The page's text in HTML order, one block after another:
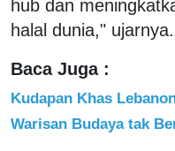
hub dan
halal dunia," ujarnya.
Baca Juga :
Kudapan Khas
Warisan Budaya tak